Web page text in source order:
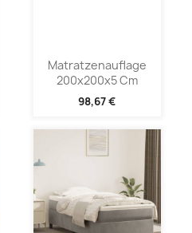
Matratzenauflage
200x200x5 Cm
98,67 €